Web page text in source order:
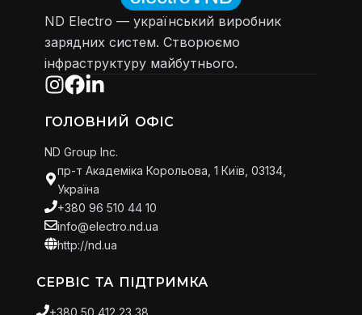
ND Electro — український виробник
зарядних систем. Створюємо
інфраструктуру майбутнього.
ГОЛОВНИЙ ОФІС
ND Group Inc.
пр-т Академіка Корольова, 1 Київ, 03134,
Україна
+380 96 510 44 10
info@electro.nd.ua
http://nd.ua
СЕРВІС ТА ПІДТРИМКА
+380 50 412 23 38